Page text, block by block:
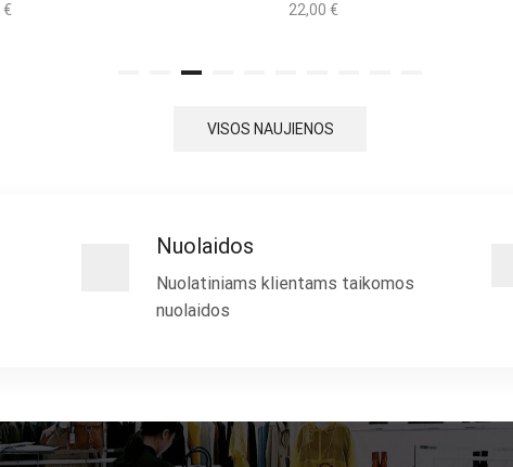
€ 22,00 €
VISOS NAUJIENOS
Nuolaidos
Nuolatiniams klientams taikomos
nuolaidos